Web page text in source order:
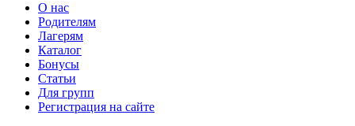
О нас
Родителям
Лагерям
Каталог
Бонусы
Статьи
Для групп
Регистрация на сайте